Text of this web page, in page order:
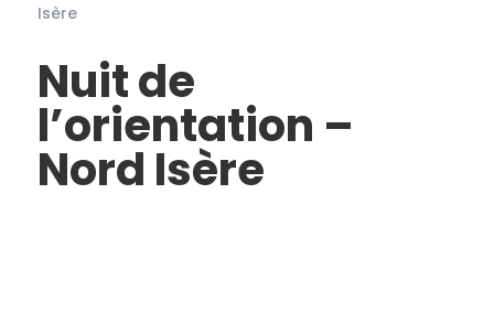
Isère
Nuit de
l’orientation –
Nord Isère